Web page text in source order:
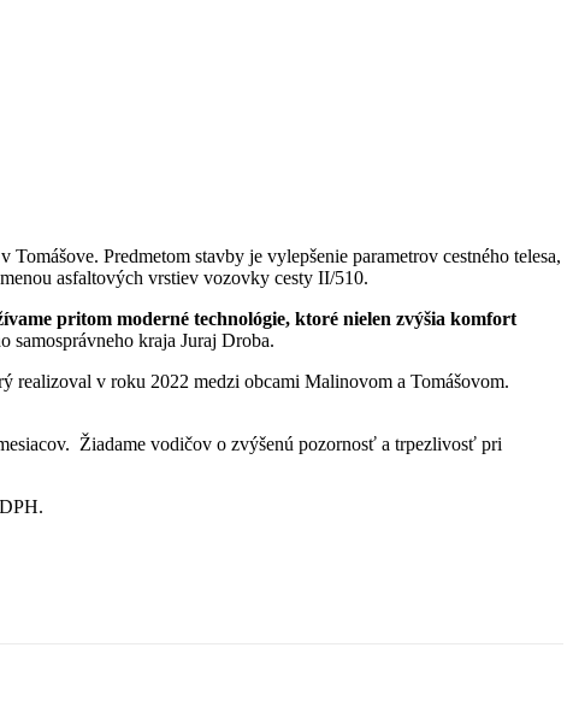
Predmetom stavby je vylepšenie parametrov cestného telesa,
asfaltových vrstiev vozovky cesty II/510.
pritom moderné technológie, ktoré nielen zvýšia komfort
samosprávneho kraja Juraj Droba.
realizoval v roku 2022 medzi obcami Malinovom a Tomášovom.
Žiadame vodičov o zvýšenú pozornosť a trpezlivosť pri